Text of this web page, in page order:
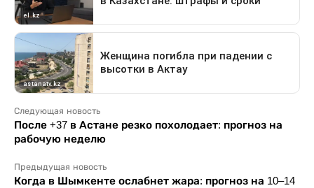
Следующая новость
После +37 в Астане резко похолодает: прогноз на
рабочую неделю
Предыдущая новость
Когда в Шымкенте ослабнет жара: прогноз на 10–14